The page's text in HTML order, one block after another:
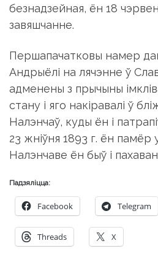
безнадзейная, ён 18
завяшчанне.
Першапачатковы намер
Андрыёлі на лячэнне ў
адменены з прычыны
стану і яго накіравалі ў
Налэнчаў, куды ён і
23 жніўня 1893 г. ён памёр
Налэнчаве ён быў і
Падзяліцца:
Facebook Telegram
Threads X